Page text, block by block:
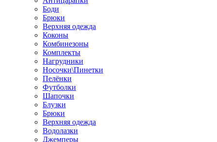
Боди
Брюки
Верхняя одежда
Коконы
Комбинезоны
Комплекты
Нагрудники
Носочки\Пинетки
Пелёнки
Футболки
Шапочки
Блузки
Брюки
Верхняя одежда
Водолазки
Джемперы